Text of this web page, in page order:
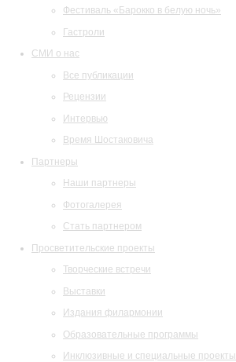
Фестиваль «Барокко в белую ночь»
Гастроли
СМИ о нас
Все публикации
Рецензии
Интервью
Время Шостаковича
Партнеры
Наши партнеры
Фотогалерея
Стать партнером
Просветительские проекты
Творческие встречи
Выставки
Издания филармонии
Образовательные программы
Инклюзивные и специальные проекты